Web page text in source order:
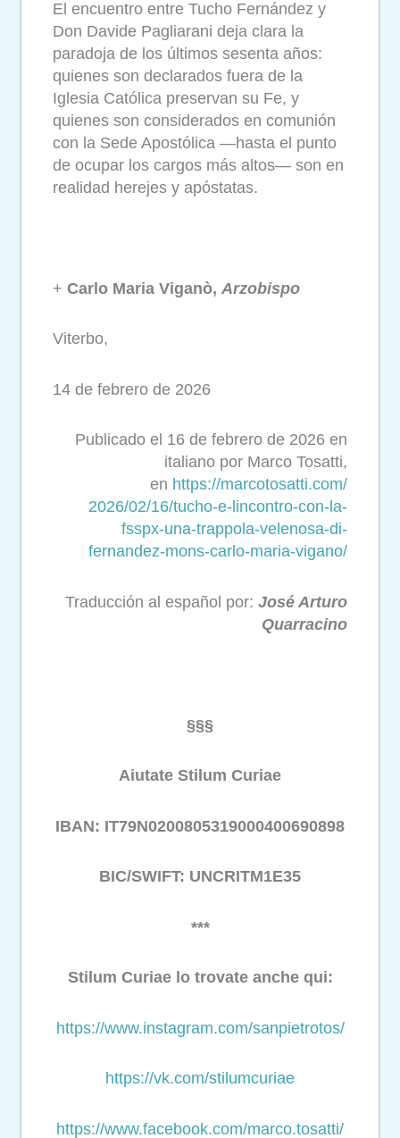
El encuentro entre Tucho Fernández y
Don Davide Pagliarani deja clara la
paradoja de los últimos sesenta años:
quienes son declarados fuera de la
Iglesia Católica preservan su Fe, y
quienes son considerados en comunión
con la Sede Apostólica —hasta el punto
de ocupar los cargos más altos— son en
realidad herejes y apóstatas.
+ Carlo Maria Viganò, Arzobispo
Viterbo,
14 de febrero de 2026
Publicado el 16 de febrero de 2026 en
italiano por Marco Tosatti,
en https://marcotosatti.com/
2026/02/16/tucho-e-lincontro-con-la-
fsspx-una-trappola-velenosa-di-
fernandez-mons-carlo-maria-vigano/
Traducción al español por: José Arturo
Quarracino
§§§
Aiutate Stilum Curiae
IBAN: IT79N0200805319000400690898
BIC/SWIFT: UNCRITM1E35
***
Stilum Curiae lo trovate anche qui:
https://www.instagram.com/sanpietrotos/
https://vk.com/stilumcuriae
https://www.facebook.com/marco.tosatti/